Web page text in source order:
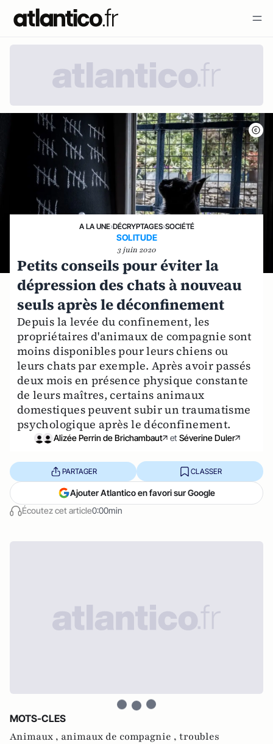
A LA UNE›DÉCRYPTAGES›SOCIÉTÉ
SOLITUDE
3 juin 2020
Petits conseils pour éviter la
dépression des chats à nouveau
seuls après le déconfinement
Depuis la levée du confinement, les
propriétaires d'animaux de compagnie sont
moins disponibles pour leurs chiens ou
leurs chats par exemple. Après avoir passés
deux mois en présence physique constante
de leurs maîtres, certains animaux
domestiques peuvent subir un traumatisme
psychologique après le déconfinement.
Alizée Perrin de Brichambaut et Séverine Duler
Écoutez cet article0:00min
PARTAGER CLASSER
Ajouter Atlantico en favori sur Google
MOTS-CLES
Animaux , animaux de compagnie , troubles